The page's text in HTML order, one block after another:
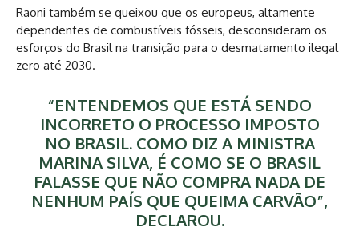
Raoni também se queixou que os europeus, altamente
dependentes de combustíveis fósseis, desconsideram os
esforços do Brasil na transição para o desmatamento ilegal
zero até 2030.
“ENTENDEMOS QUE ESTÁ SENDO
INCORRETO O PROCESSO IMPOSTO
NO BRASIL. COMO DIZ A MINISTRA
MARINA SILVA, É COMO SE O BRASIL
FALASSE QUE NÃO COMPRA NADA DE
NENHUM PAÍS QUE QUEIMA CARVÃO”,
DECLAROU.